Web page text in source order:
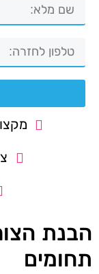
הבנת
תחומים